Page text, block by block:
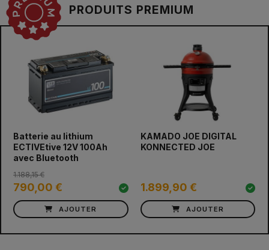
PRODUITS PREMIUM
Batterie au lithium
ECTIVEtive 12V 100Ah
avec Bluetooth
790,00 €
1.188,15 €
AJOUTER
KAMADO JOE DIGITAL
KONNECTED JOE
1.899,90 €
AJOUTER
prev